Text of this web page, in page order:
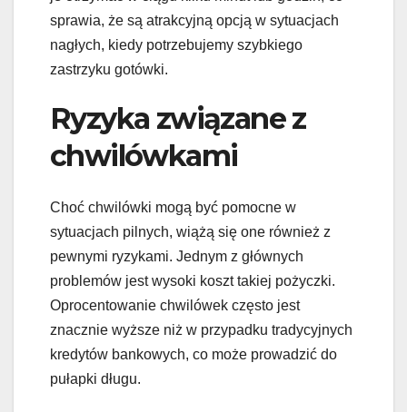
sprawia, że są atrakcyjną opcją w sytuacjach
nagłych, kiedy potrzebujemy szybkiego
zastrzyku gotówki.
Ryzyka związane z
chwilówkami
Choć chwilówki mogą być pomocne w
sytuacjach pilnych, wiążą się one również z
pewnymi ryzykami. Jednym z głównych
problemów jest wysoki koszt takiej pożyczki.
Oprocentowanie chwilówek często jest
znacznie wyższe niż w przypadku tradycyjnych
kredytów bankowych, co może prowadzić do
pułapki długu.